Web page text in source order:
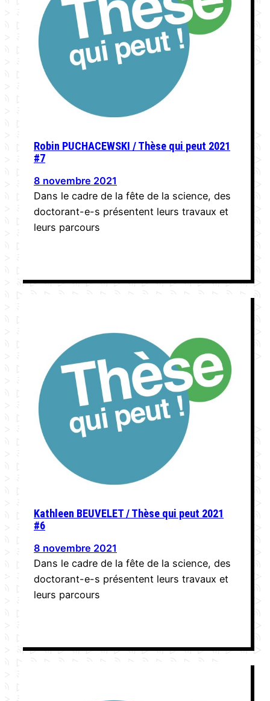
Robin PUCHACEWSKI / Thèse qui peut 2021
#7
8 novembre 2021
Dans le cadre de la fête de la science, des
doctorant-e-s présentent leurs travaux et
leurs parcours
Kathleen BEUVELET / Thèse qui peut 2021
#6
8 novembre 2021
Dans le cadre de la fête de la science, des
doctorant-e-s présentent leurs travaux et
leurs parcours